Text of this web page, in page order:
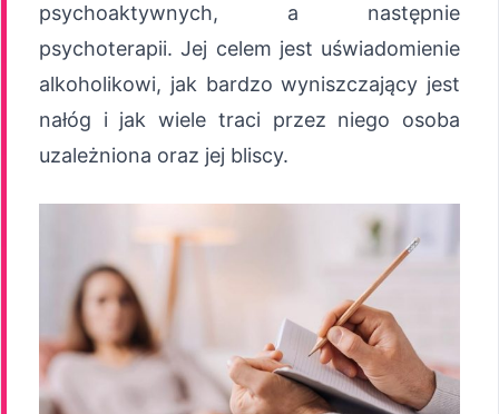
psychoaktywnych, a następnie
psychoterapii. Jej celem jest uświadomienie
alkoholikowi, jak bardzo wyniszczający jest
nałóg i jak wiele traci przez niego osoba
uzależniona oraz jej bliscy.